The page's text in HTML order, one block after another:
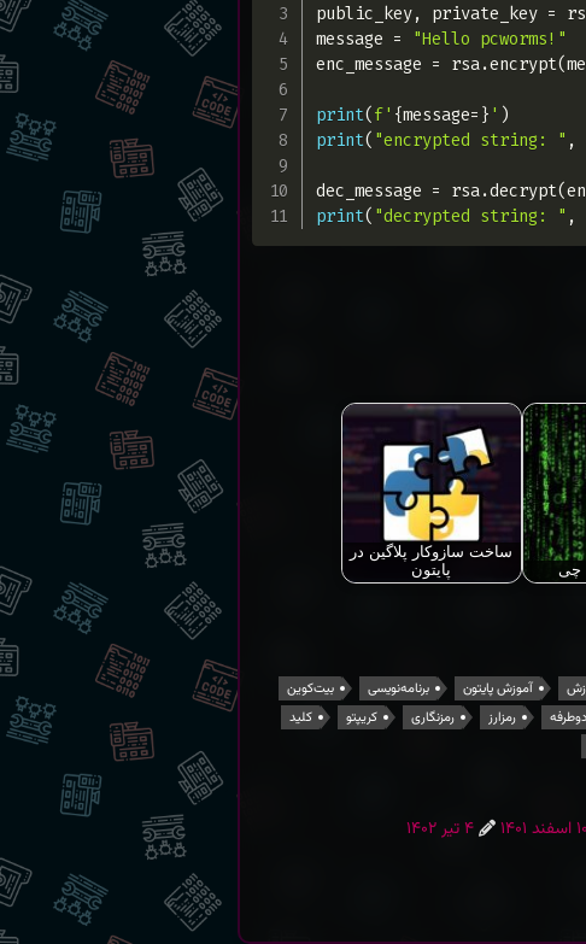
public_key, private_key =
message =
"Hello pcworms!"
enc_message = rsa.encrypt(
print(f' {message= } ' )
print( "encrypted string: " ,
dec_message = rsa.decrypt(
print( "decrypted string: " ,
چی
ساخت سازوکار پلاگین در
پایتون
آموزش پایتون برنامه‌نویسی
بیت‌کوین
دوطرفه رمزارز رمزنگاری کریپتو
کلید
شده در ۱۰ اسفند ۱۴۰۱ بروزشده در
۴ تیر ۱۴۰۲